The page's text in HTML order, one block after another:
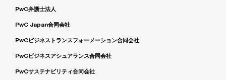
PwC弁護士法人
PwC Japan合同会社
PwCビジネストランスフォーメーション合同会社
PwCビジネスアシュアランス合同会社
PwCサステナビリティ合同会社